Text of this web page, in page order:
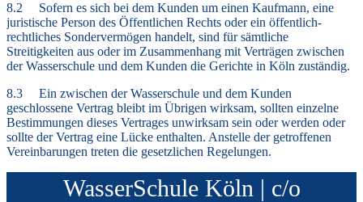
8.2 Sofern es sich bei dem Kunden um einen Kaufmann, eine
juristische Person des Öffentlichen Rechts oder ein öffentlich-
rechtliches Sondervermögen handelt, sind für sämtliche
Streitigkeiten aus oder im Zusammenhang mit Verträgen zwischen
der Wasserschule und dem Kunden die Gerichte in Köln zuständig.
8.3 Ein zwischen der Wasserschule und dem Kunden
geschlossene Vertrag bleibt im Übrigen wirksam, sollten einzelne
Bestimmungen dieses Vertrages unwirksam sein oder werden oder
sollte der Vertrag eine Lücke enthalten. Anstelle der getroffenen
Vereinbarungen treten die gesetzlichen Regelungen.
WasserSchule Köln | c/o